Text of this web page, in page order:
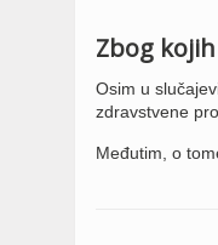
Zbog
Osim u
zdravstvene
Međutim, o